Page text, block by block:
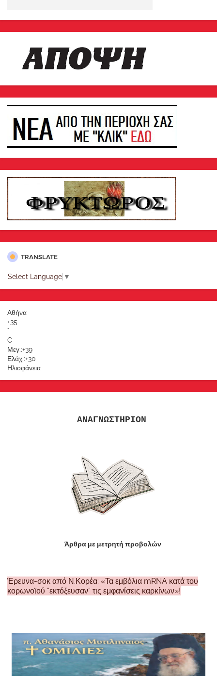
TRANSLATE
Select Language ▼
Αθήνα
+35
°
C
Μεγ.:+39
Ελάχ.:+30
Ηλιοφάνεια
ΑΝΑΓΝΩΣΤΗΡΙΟΝ
Άρθρα με μετρητή προβολών
Έρευνα-σοκ από Ν.Κορέα: «Τα εμβόλια mRNA κατά του
κορωνοϊού “εκτόξευσαν” τις εμφανίσεις καρκίνων»!